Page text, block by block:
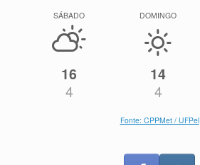
SÁBADO
16
4
DOMINGO
14
4
Fonte: CPPMet / UFPel